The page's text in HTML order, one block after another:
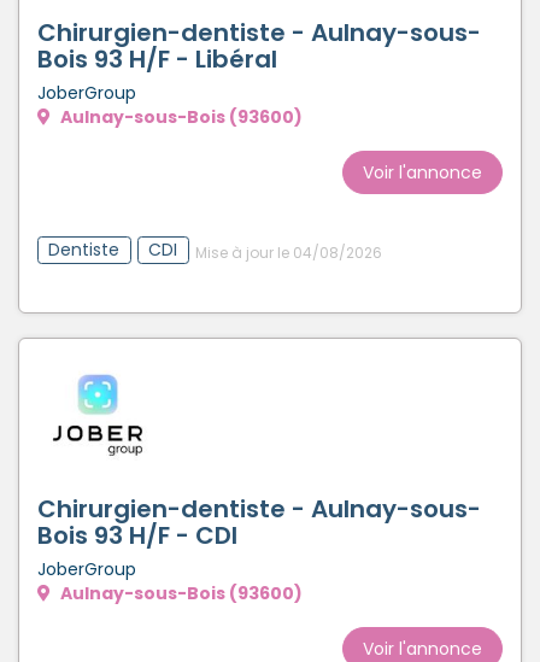
Chirurgien-dentiste - Aulnay-sous-
Bois 93 H/F - Libéral
JoberGroup
Aulnay-sous-Bois (93600)
Voir l'annonce
Dentiste CDI Mise à jour le 04/08/2026
Chirurgien-dentiste - Aulnay-sous-
Bois 93 H/F - CDI
JoberGroup
Aulnay-sous-Bois (93600)
Voir l'annonce